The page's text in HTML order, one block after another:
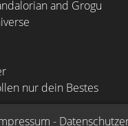
and Grogu
nur dein Bestes
-